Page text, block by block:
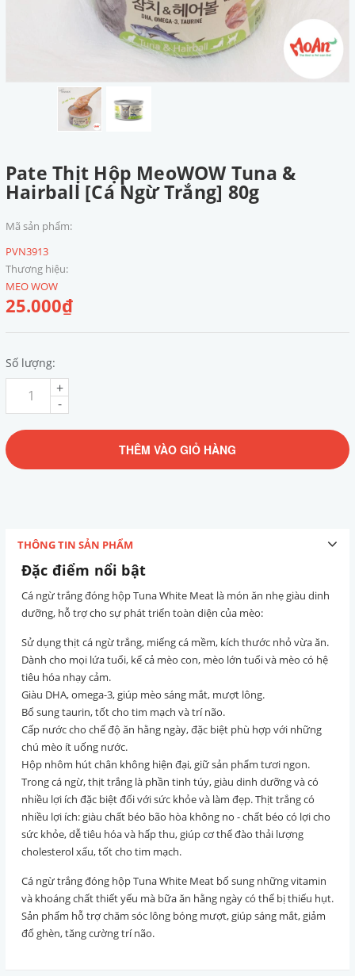
Pate Thịt Hộp MeoWOW Tuna &
Hairball [Cá Ngừ Trắng] 80g
Mã sản phẩm:
PVN3913
Thương hiệu:
MEO WOW
25.000₫
Số lượng:
-
+
THÊM VÀO GIỎ HÀNG
THÔNG TIN SẢN PHẨM
Đặc điểm nổi bật
Cá ngừ trắng đóng hộp Tuna White Meat là món ăn nhẹ giàu dinh
dưỡng, hỗ trợ cho sự phát triển toàn diện của mèo:
Sử dụng thịt cá ngừ trắng, miếng cá mềm, kích thước nhỏ vừa ăn.
Dành cho mọi lứa tuổi, kể cả mèo con, mèo lớn tuổi và mèo có hệ
tiêu hóa nhạy cảm.
Giàu DHA, omega-3, giúp mèo sáng mắt, mượt lông.
Bổ sung taurin, tốt cho tim mạch và trí não.
Cấp nước cho chế độ ăn hằng ngày, đặc biệt phù hợp với những
chú mèo ít uống nước.
Hộp nhôm hút chân không hiện đại, giữ sản phẩm tươi ngon.
Trong cá ngừ, thịt trắng là phần tinh túy, giàu dinh dưỡng và có
nhiều lợi ích đặc biệt đối với sức khỏe và làm đẹp. Thịttrắng có
nhiều lợi ích: giàu chất béo bão hòa không no - chất béo có lợi cho
sức khỏe, dễ tiêu hóa và hấp thu, giúp cơ thể đào thải lượng
cholesterol xấu, tốt cho tim mạch.
Cá ngừ trắngđóng hộp TunaWhite Meat bổ sung những vitamin
và khoáng chất thiết yếu mà bữa ăn hằng ngày có thể bị thiếu hụt.
Sản phẩm hỗ trợ chăm sóc lông bóng mượt, giúp sáng mắt, giảm
đổ ghèn, tăng cường trí não.